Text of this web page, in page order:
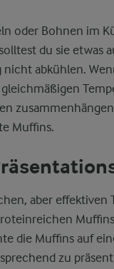
oder Bohnen im
du sie etwas
nicht abkühlen.
Muffins.
aber effektiven
die Muffins auf
zu